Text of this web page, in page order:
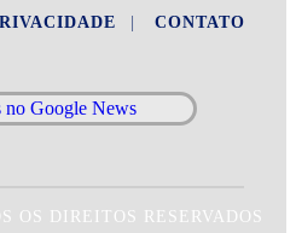
| CONTATO
OS DIREITOS RESERVADOS